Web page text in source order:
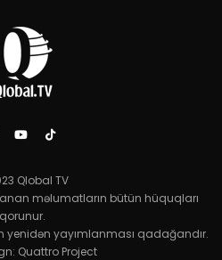
Qlobal TV
məlumatların bütün hüquqları
qorunur.
yayımlanması qadağandır.
Quattro Project